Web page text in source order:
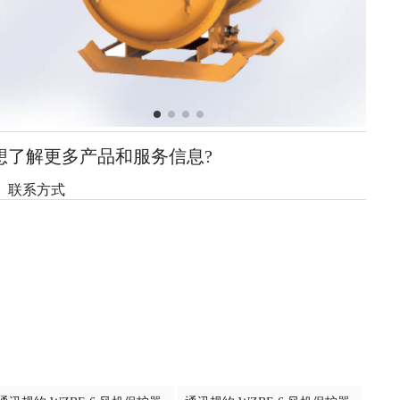
了解更多产品和服务信息?
联系方式